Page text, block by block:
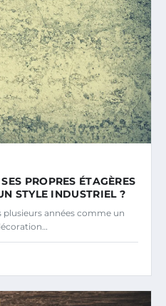
PROPRES ÉTAGÈRES
STYLE INDUSTRIEL ?
plusieurs années comme un